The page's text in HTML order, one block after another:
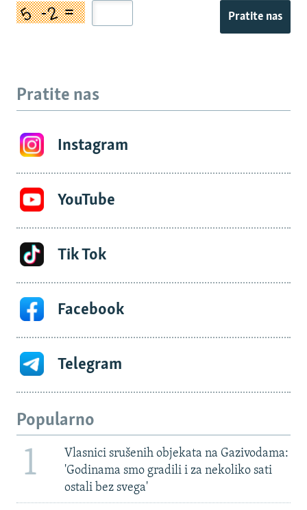
Pratite nas
Pratite nas
Instagram
YouTube
Tik Tok
Facebook
Telegram
Popularno
1
Vlasnici srušenih objekata na Gazivodama:
'Godinama smo gradili i za nekoliko sati
ostali bez svega'